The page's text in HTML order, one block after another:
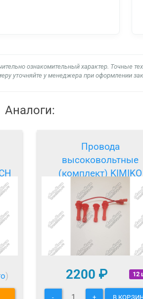
ознакомительный характер. Точные
уточняйте у менеджера при оформлении
Аналоги:
)
Провода
высоковольтные
(комплект) KIMIKO
12
2200 ₽
- + В